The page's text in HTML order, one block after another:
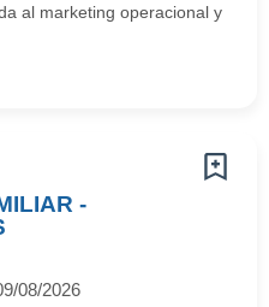
al marketing operacional y
-
08/2026